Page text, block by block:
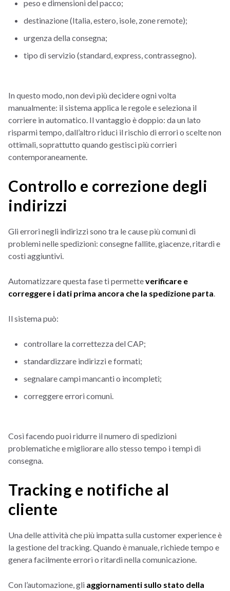
peso e dimensioni del pacco;
destinazione (Italia, estero, isole, zone remote);
urgenza della consegna;
tipo di servizio (standard, express, contrassegno).
In questo modo, non devi più decidere ogni volta
manualmente: il sistema applica le regole e seleziona il
corriere in automatico. Il vantaggio è doppio: da un lato
risparmi tempo, dall’altro riduci il rischio di errori o scelte non
ottimali, soprattutto quando gestisci più corrieri
contemporaneamente.
Controllo e correzione degli
indirizzi
Gli errori negli indirizzi sono tra le cause più comuni di
problemi nelle spedizioni: consegne fallite, giacenze, ritardi e
costi aggiuntivi.
Automatizzare questa fase ti permetteverificare e
correggere i dati prima ancora che la spedizione parta.
Il sistema può:
controllare la correttezza del CAP;
standardizzare indirizzi e formati;
segnalare campi mancanti o incompleti;
correggere errori comuni.
Così facendo puoi ridurre il numero di spedizioni
problematiche e migliorare allo stesso tempo i tempi di
consegna.
Tracking e notifiche al
cliente
Una delle attività che più impatta sulla customer experience è
la gestione del tracking. Quando è manuale, richiede tempo e
genera facilmente errori o ritardi nella comunicazione.
Con l’automazione, gli aggiornamenti sullo stato della